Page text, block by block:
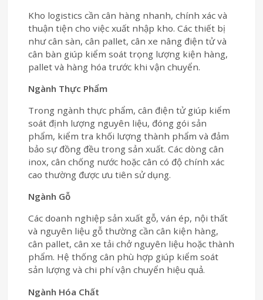
Kho logistics cần cân hàng nhanh, chính xác và
thuận tiện cho việc xuất nhập kho. Các thiết bị
như cân sàn, cân pallet, cân xe nâng điện tử và
cân bàn giúp kiểm soát trọng lượng kiện hàng,
pallet và hàng hóa trước khi vận chuyển.
Ngành Thực Phẩm
Trong ngành thực phẩm, cân điện tử giúp kiểm
soát định lượng nguyên liệu, đóng gói sản
phẩm, kiểm tra khối lượng thành phẩm và đảm
bảo sự đồng đều trong sản xuất. Các dòng cân
inox, cân chống nước hoặc cân có độ chính xác
cao thường được ưu tiên sử dụng.
Ngành Gỗ
Các doanh nghiệp sản xuất gỗ, ván ép, nội thất
và nguyên liệu gỗ thường cần cân kiện hàng,
cân pallet, cân xe tải chở nguyên liệu hoặc thành
phẩm. Hệ thống cân phù hợp giúp kiểm soát
sản lượng và chi phí vận chuyển hiệu quả.
Ngành Hóa Chất